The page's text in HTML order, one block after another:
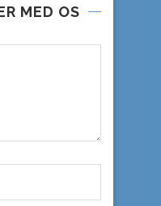
MED OS